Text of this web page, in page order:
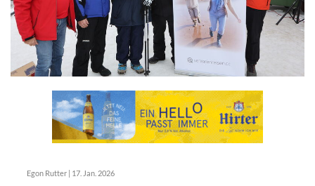
Egon Rutter | 17. Jan. 2026